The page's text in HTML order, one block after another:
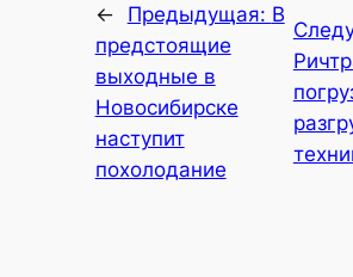
← Предыдущая: В
предстоящие
выходные в
Новосибирске
наступит
похолодание